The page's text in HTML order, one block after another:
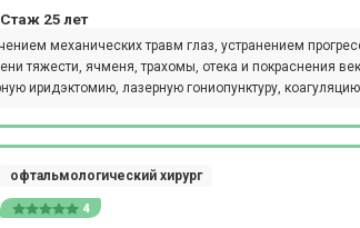
Стаж 25 лет
механических травм глаз, устранением
тяжести, ячменя, трахомы, отека и покраснения
иридэктомию, лазерную гониопунктуру,
офтальмологический хирург
4